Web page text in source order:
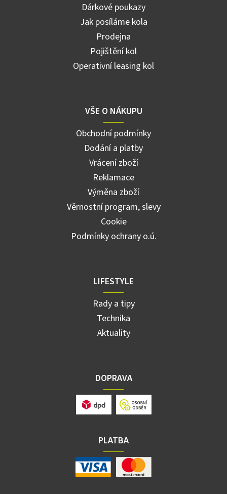
Dárkové poukazy
Jak posíláme kola
Prodejna
Pojištění kol
Operativní leasing kol
VŠE O NÁKUPU
Obchodní podmínky
Dodání a platby
Vrácení zboží
Reklamace
Výměna zboží
Věrnostní program, slevy
Cookie
Podmínky ochrany o.ú.
LIFESTYLE
Rady a tipy
Technika
Aktuality
DOPRAVA
PLATBA